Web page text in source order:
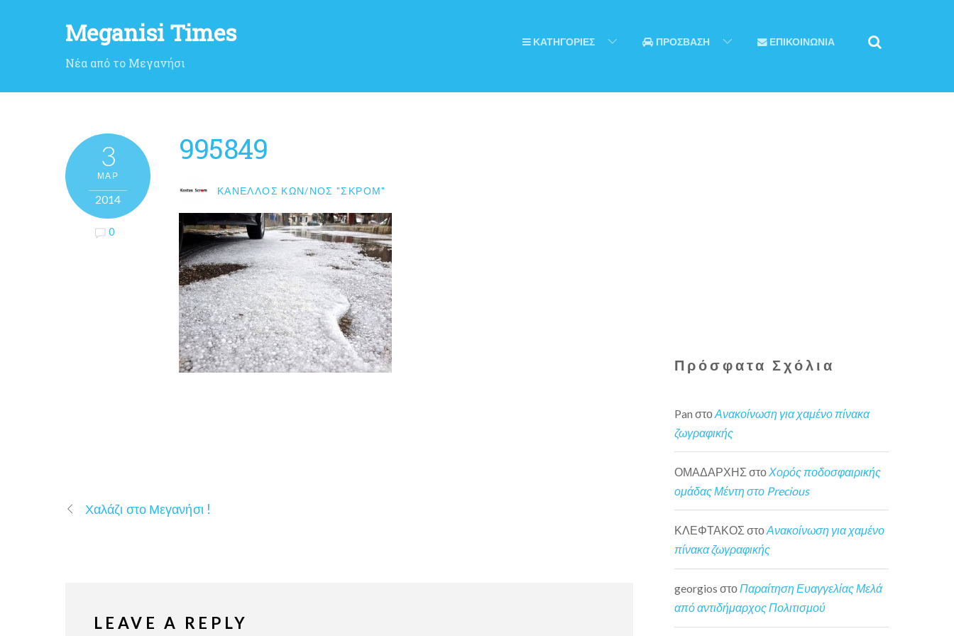
Meganisi Times
Νέα από το Μεγανήσι
ΚΑΤΗΓΟΡΙΕΣ ΠΡΟΣΒΑΣΗ ΕΠΙΚΟΙΝΩΝΙΑ
3
ΜΑΡ
2014
0
995849
ΚΑΝΈΛΛΟΣ ΚΩΝ/ΝΟΣ "ΣΚΡΟΜ"
Χαλάζι στο Μεγανήσι !
LEAVE A REPLY
Πρόσφατα Σχόλια
Pan στοΑνακοίνωση για χαμένο πίνακα
ζωγραφικής
ΟΜΑΔΑΡΧΗΣ στο Χορός ποδοσφαιρικής
ομάδας Μέντη στο Precious
ΚΛΕΦΤΑΚΟΣ στοΑνακοίνωση για χαμένο
πίνακα ζωγραφικής
georgios στοΠαραίτηση Ευαγγελίας Μελά
από αντιδήμαρχος Πολιτισμού